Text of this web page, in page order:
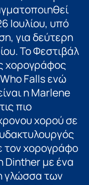
Ιουλίου, υπό
για δεύτερη
Το Φεστιβάλ
χορογράφος
Falls ενώ
η Marlene
πιο
χορού σε
τον χορογράφο
Dinther με ένα
γλώσσα των